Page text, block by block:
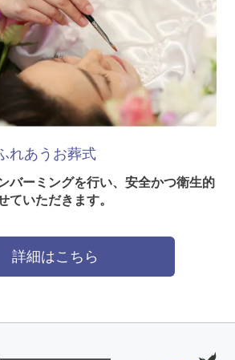
れあうお葬式
バーミングを行い、安全かつ衛生的
ていただきます。
詳細はこちら